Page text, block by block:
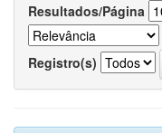
Resultados/Página
Registro(s)